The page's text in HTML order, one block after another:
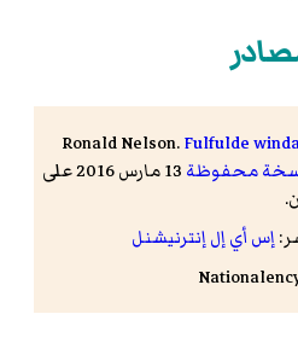
Ronald Nelson.Fulfulde
محفوظة
13 مارس 2016 على
إس أي إل إنترنيشنل